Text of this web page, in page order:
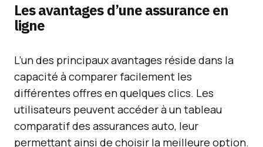
Les avantages d’une assurance en
ligne
L’un des principaux avantages réside dans la
capacité à comparer facilement les
différentes offres en quelques clics. Les
utilisateurs peuvent accéder à un tableau
comparatif des assurances auto, leur
permettant ainsi de choisir la meilleure option.